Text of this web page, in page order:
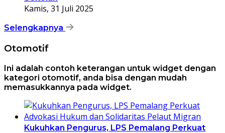
Kamis, 31 Juli 2025
Selengkapnya
Otomotif
Ini adalah contoh keterangan untuk widget dengan
kategori otomotif, anda bisa dengan mudah
memasukkannya pada widget.
Kukuhkan Pengurus, LPS Pemalang Perkuat